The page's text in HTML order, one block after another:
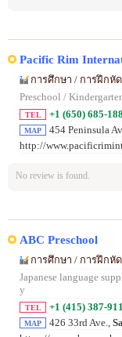
Pacific Rim
การศึกษา / การฝึกหัด
Preschool /
TEL +1 (650) 685-
MAP 454 Peninsula
http://
No review is found.
ABC Preschool
การศึกษา / การฝึกหัด
Japanese language
y
TEL +1 (415) 387-
MAP 426 33rd Ave.,